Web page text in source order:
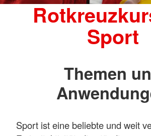
Sport
Themen
Sport ist eine beliebte und weit